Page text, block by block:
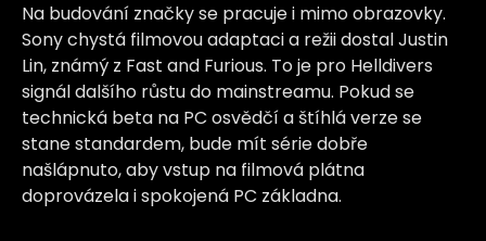
Na budování značky se pracuje i mimo obrazovky.
Sony chystá filmovou adaptaci a režii dostal Justin
Lin, známý z Fast and Furious. To je pro Helldivers
signál dalšího růstu do mainstreamu. Pokud se
technická beta na PC osvědčí a štíhlá verze se
stane standardem, bude mít série dobře
našlápnuto, aby vstup na filmová plátna
doprovázela i spokojená PC základna.